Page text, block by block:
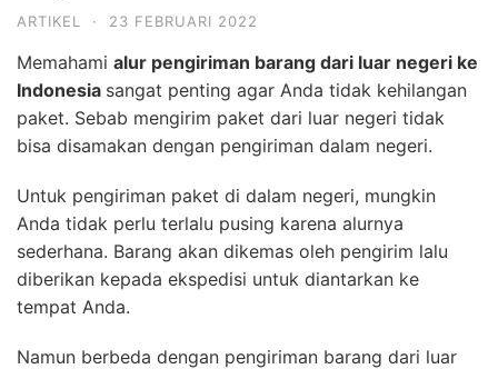
ARTIKEL · 23 FEBRUARI 2022
Memahami alur pengiriman barang dari luar negeri ke
Indonesia sangat penting agar Anda tidak kehilangan
paket. Sebab mengirim paket dari luar negeri tidak
bisa disamakan dengan pengiriman dalam negeri.
Untuk pengiriman paket di dalam negeri, mungkin
Anda tidak perlu terlalu pusing karena alurnya
sederhana. Barang akan dikemas oleh pengirim lalu
diberikan kepada ekspedisi untuk diantarkan ke
tempat Anda.
Namun berbeda dengan pengiriman barang dari luar